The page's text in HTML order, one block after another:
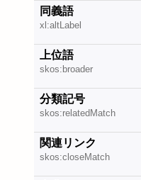
同義語
xl:altLabel
上位語
skos:broader
分類記号
skos:relatedMatch
関連リンク
skos:closeMatch